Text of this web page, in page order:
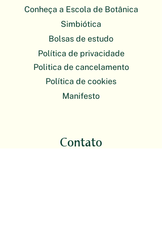
Conheça a Escola de Botânica
Simbiótica
Bolsas de estudo
Política de privacidade
Politica de cancelamento
Política de cookies
Manifesto
Contato